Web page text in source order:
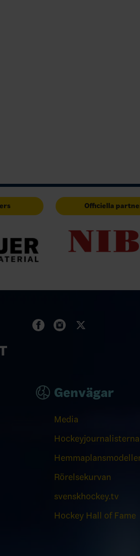
Officiella
Genvägar
Media
Hockeyjournalisterna
Rörelsekurvan
svenskhockey.tv
Hockey Hall of Fame